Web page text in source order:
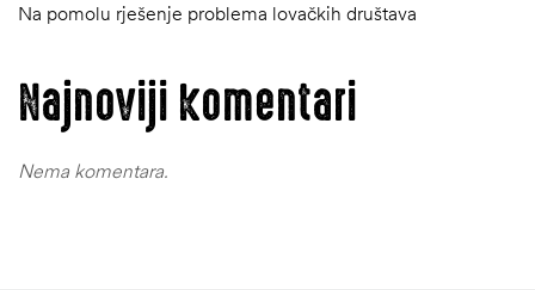
Na pomolu rješenje problema lovačkih društava
Najnoviji komentari
Nema komentara.